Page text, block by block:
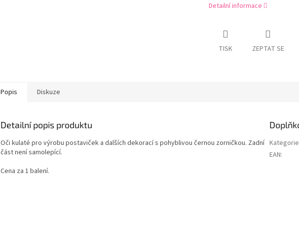
Detailní informace
TISK ZEPTAT SE
Popis Diskuze
Detailní popis produktu
Oči kulaté pro výrobu postaviček a dalších dekorací s pohyblivou černou zorničkou. Zadní
část není samolepící.
Cena za 1 balení.
Kategorie
EAN: